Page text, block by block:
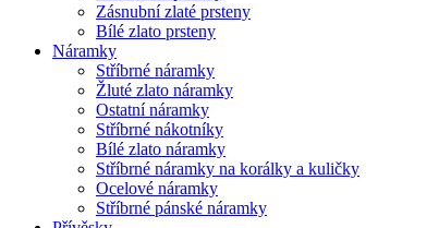
Zásnubní zlaté prsteny
Bílé zlato prsteny
Náramky
Stříbrné náramky
Žluté zlato náramky
Ostatní náramky
Stříbrné nákotníky
Bílé zlato náramky
Stříbrné náramky na korálky a kuličky
Ocelové náramky
Stříbrné pánské náramky